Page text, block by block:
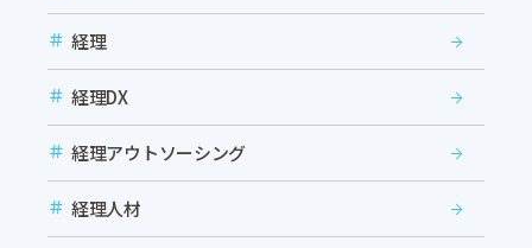
経理
経理DX
経理アウトソーシング
経理人材